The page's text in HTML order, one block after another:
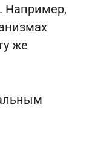
Например,
же